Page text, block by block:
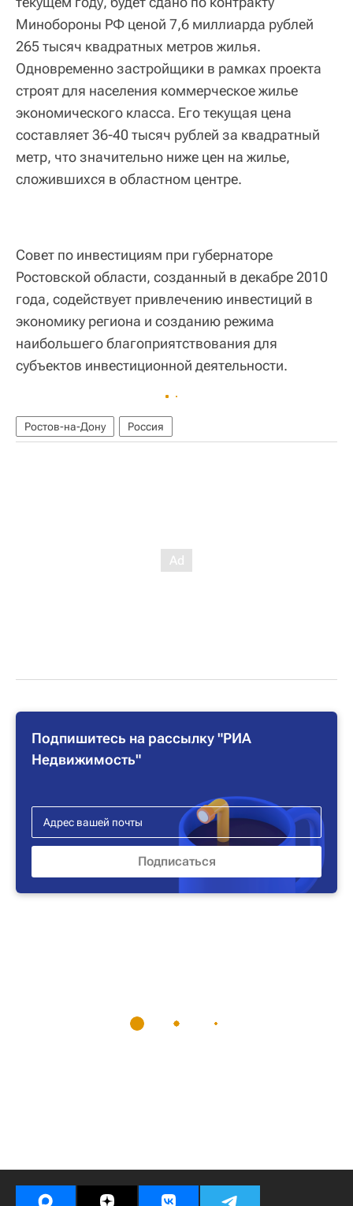
Минобороны РФ ценой 7,6 миллиарда рублей
265 тысяч квадратных метров жилья.
Одновременно застройщики в рамках проекта
строят для населения коммерческое жилье
экономического класса. Его текущая цена
составляет 36-40 тысяч рублей за квадратный
метр, что значительно ниже цен на жилье,
сложившихся в областном центре.
Совет по инвестициям при губернаторе
Ростовской области, созданный в декабре 2010
года, содействует привлечению инвестиций в
экономику региона и созданию режима
наибольшего благоприятствования для
субъектов инвестиционной деятельности.
Ростов-на-Дону Россия
Подпишитесь на рассылку "РИА
Недвижимость"